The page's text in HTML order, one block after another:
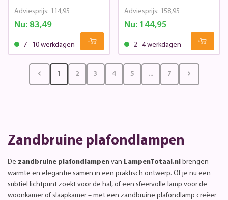
Nu:83,49
Adviesprijs: 114,95
7 - 10 werkdagen
Nu: 144,95
Adviesprijs: 158,95
2 - 4 werkdagen
1 2 3 4 5 ... 7
Zandbruine plafondlampen
De zandbruine plafondlampen van LampenTotaal.nl brengen
warmte en elegantie samen in een praktisch ontwerp. Of je nu een
subtiel lichtpunt zoekt voor de hal, of een sfeervolle lamp voor de
woonkamer of slaapkamer – met een zandbruine plafondlamp creëer